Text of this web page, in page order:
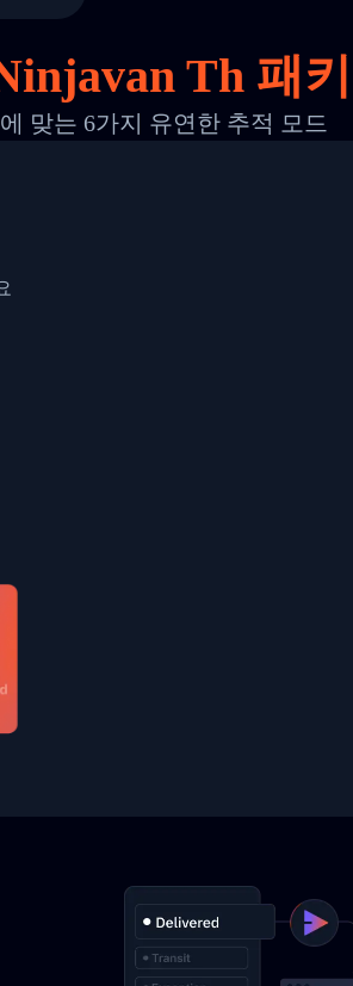
HONG KONG-HONG KONG,2017-03-
Th 패
맞는 6가지 유연한 추적 모드